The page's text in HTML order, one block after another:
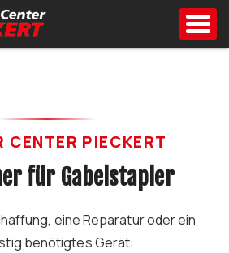
CENTER PIECKERT
für Gabelstapler
eine Reparatur oder ein
benötigtes Gerät: